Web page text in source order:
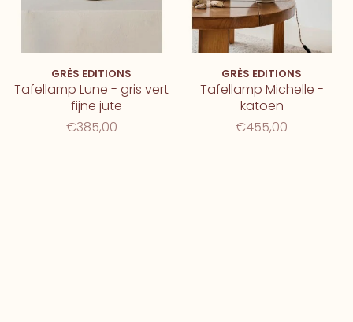
GRÈS EDITIONS
Tafellamp Lune - gris vert
- fijne jute
€385,00
GRÈS EDITIONS
Tafellamp Michelle -
katoen
€455,00